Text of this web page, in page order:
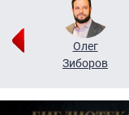
Олег
Зиборов